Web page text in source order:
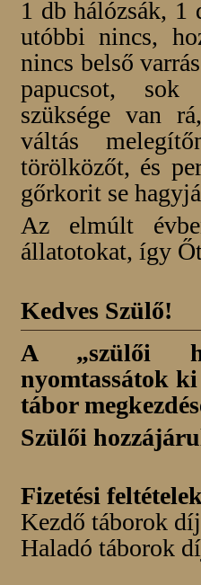
1 db hálózsák, 1
utóbbi nincs,
nincs belső
papucsot, sok
szüksége van
váltás
törölközőt, és
gőrkorit se
Az elmúlt
állatotokat, így
Kedves Szülő!
A „szülői
nyomtassátok
tábor
Szülői
Fizetési
Kezdő táborok
Haladó táborok